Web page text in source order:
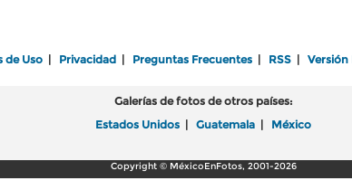
de Uso Privacidad Preguntas Frecuentes RSS Versión
Galerías de fotos de otros países:
Estados Unidos
Guatemala México
Copyright © MéxicoEnFotos, 2001-2026